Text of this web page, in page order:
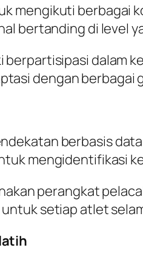
mengikuti berbagai
bertanding di level
berpartisipasi dalam
dengan berbagai
berbasis
mengidentifikasi
perangkat
setiap atlet